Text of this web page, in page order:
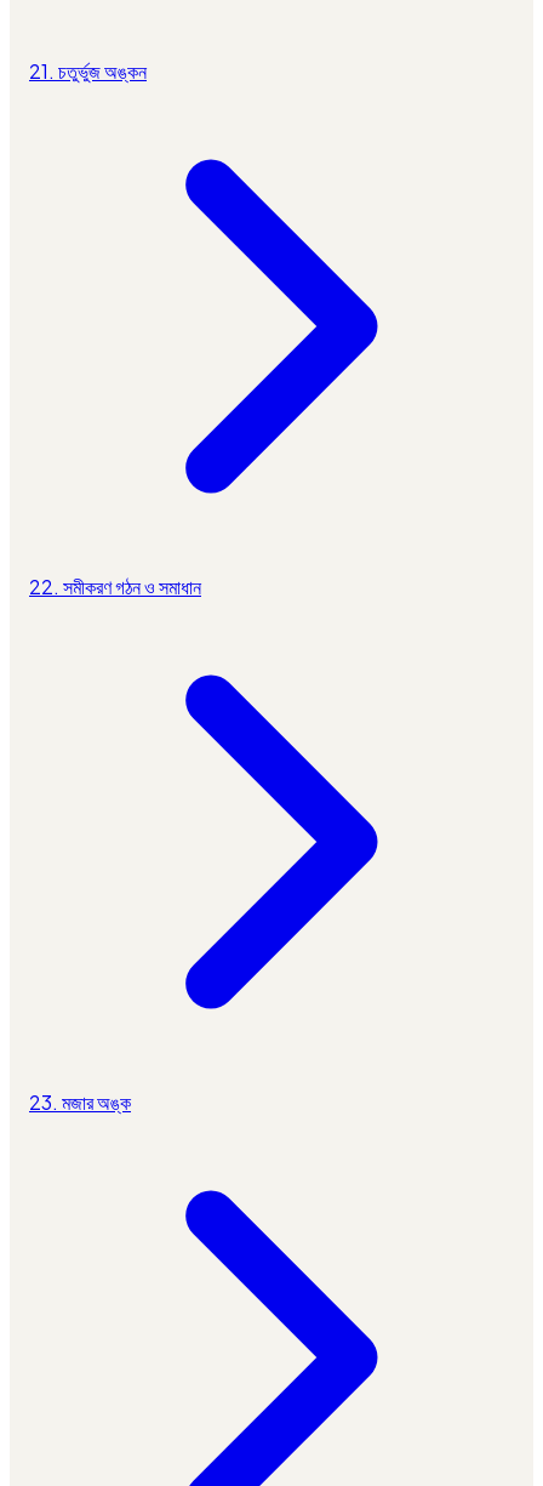
21. চতুর্ভুজ অঙ্কন
22. সমীকরণ গঠন ও সমাধান
23. মজার অঙ্ক